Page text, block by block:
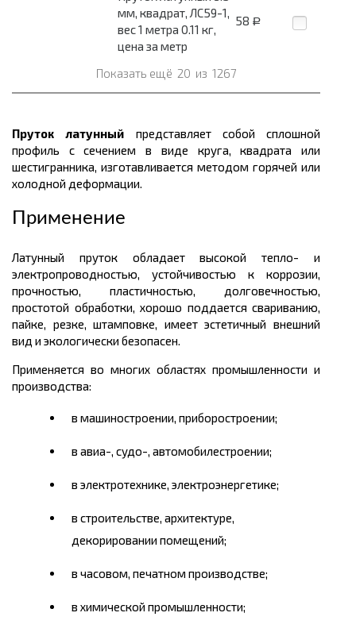
мм, квадрат, ЛС59-1,
вес 1 метра 0.11 кг,
цена за метр
58 Р
Показать ещё 20 из 1267
Пруток латунный представляет собой сплошной
профиль с сечением в виде круга, квадрата или
шестигранника, изготавливается методом горячей или
холодной деформации.
Применение
Латунный пруток обладает высокой тепло- и
электропроводностью, устойчивостью к коррозии,
прочностью, пластичностью, долговечностью,
простотой обработки, хорошо поддается свариванию,
пайке, резке, штамповке, имеет эстетичный внешний
вид и экологически безопасен.
Применяется во многих областях промышленности и
производства:
в машиностроении, приборостроении;
в авиа-, судо-, автомобилестроении;
в электротехнике, электроэнергетике;
в строительстве, архитектуре,
декорировании помещений;
в часовом, печатном производстве;
в химической промышленности;